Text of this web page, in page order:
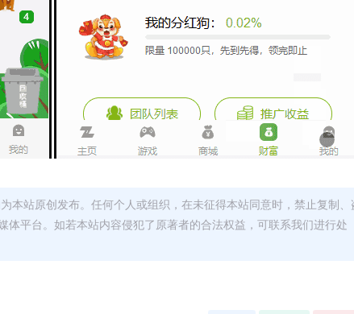
本站原创发布。任何个人或组织，在未征得本站同意时，禁止复制、
体平台。如若本站内容侵犯了原著者的合法权益，可联系我们进行处